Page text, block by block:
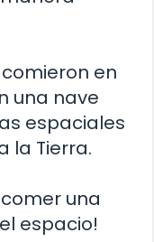
en
una nave
espaciales
la Tierra.
una
espacio!